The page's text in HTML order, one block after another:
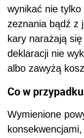
wynikać nie tylko
zeznania bądź z
kary narażają
deklaracji nie
albo zawyżą
Co w
Wymienione